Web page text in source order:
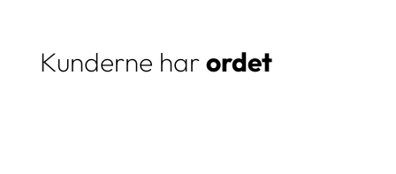
Kunderne harordet